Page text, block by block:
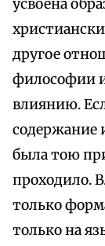
усвоена
другое
философии
влиянию.
содержание
была тою
проходило.
только
только на